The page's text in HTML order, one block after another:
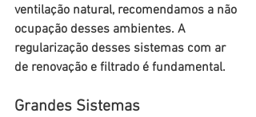
ventilação natural, recomendamos a não
ocupação desses ambientes. A
regularização desses sistemas com ar
de renovação e filtrado é fundamental.
Grandes Sistemas